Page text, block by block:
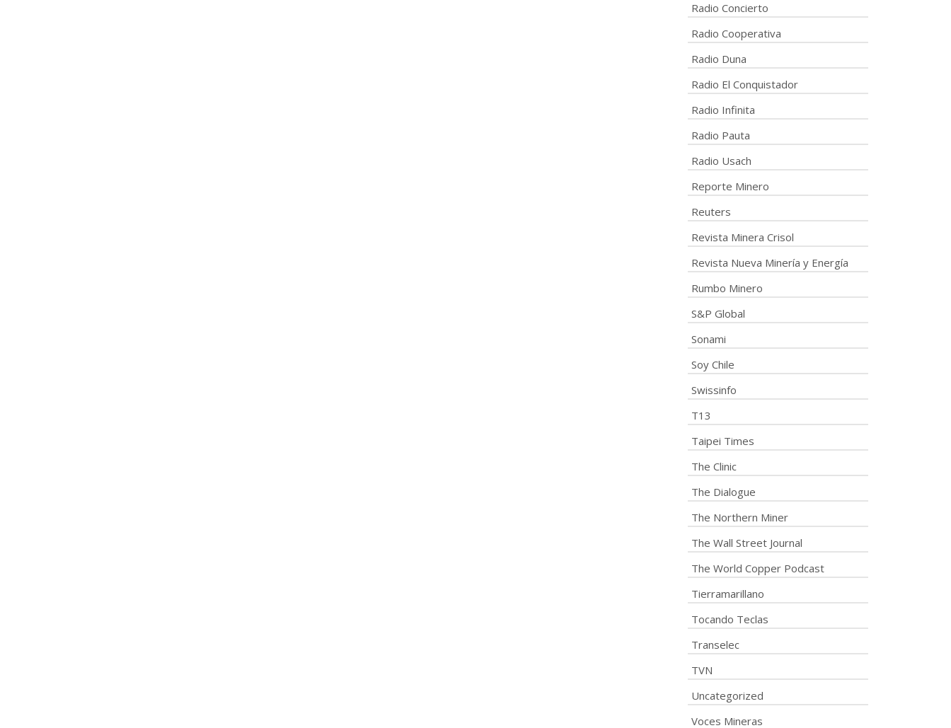
Radio Concierto
Radio Cooperativa
Radio Duna
Radio El Conquistador
Radio Infinita
Radio Pauta
Radio Usach
Reporte Minero
Reuters
Revista Minera Crisol
Revista Nueva Minería y Energía
Rumbo Minero
S&P Global
Sonami
Soy Chile
Swissinfo
T13
Taipei Times
The Clinic
The Dialogue
The Northern Miner
The Wall Street Journal
The World Copper Podcast
Tierramarillano
Tocando Teclas
Transelec
TVN
Uncategorized
Voces Mineras